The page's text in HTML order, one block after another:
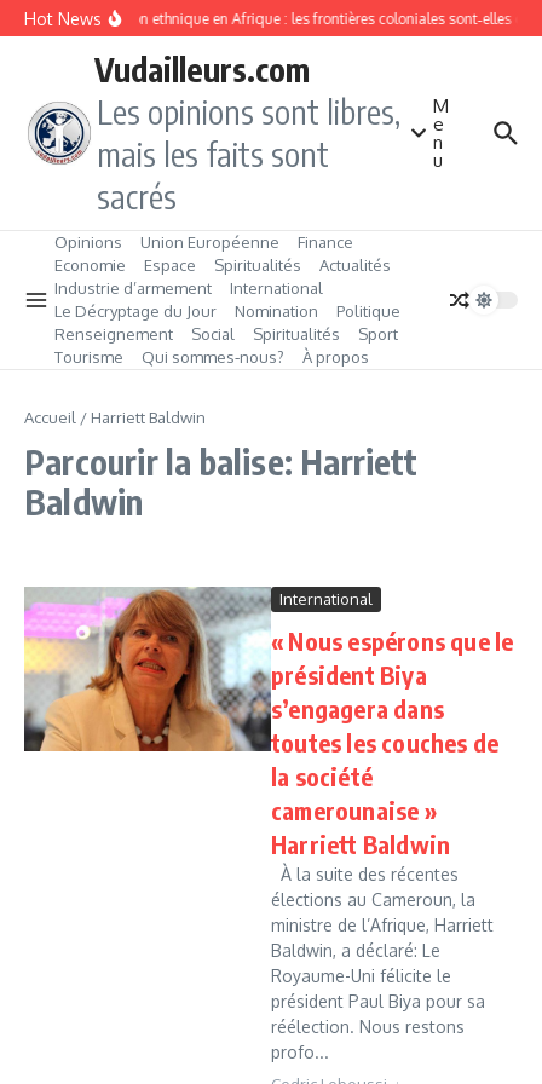
Aller au contenu
Hot NewsDivision ethnique en Afrique : les frontières coloniales sont‑elles
Vudailleurs.com
Les opinions sont libres,
mais les faits sont
sacrés
M
e
n
u
Opinions Union Européenne
Finance
Economie
Espace Spiritualités
Actualités
Industrie d’armement
International
Le Décryptage du Jour
Nomination
Politique
Renseignement
Social Spiritualités
Sport
Tourisme
Qui sommes‑nous? À propos
Accueil / Harriett Baldwin
Parcourir la balise: Harriett
Baldwin
International
« Nous espérons que le
président Biya
s’engagera dans
toutes les couches de
la société
camerounaise »
Harriett Baldwin
À la suite des récentes
élections au Cameroun, la
ministre de l’Afrique, Harriett
Baldwin, a déclaré: Le
Royaume-Uni félicite le
président Paul Biya pour sa
réélection. Nous restons
profo...